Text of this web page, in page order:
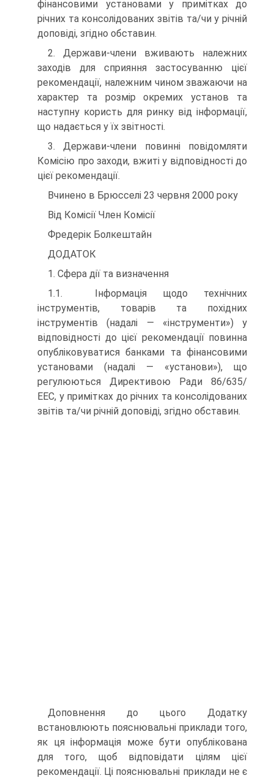
фінансовими установами у примітках до
річних та консолідованих звітів та/чи у річній
доповіді, згідно обставин.
2. Держави-члени вживають належних
заходів для сприяння застосуванню цієї
рекомендації, належним чином зважаючи на
характер та розмір окремих установ та
наступну користь для ринку від інформації,
що надається у їх звітності.
3. Держави-члени повинні повідомляти
Комісію про заходи, вжиті у відповідності до
цієї рекомендації.
Вчинено в Брюсселі 23 червня 2000 року
Від Комісії Член Комісії
Фредерік Болкештайн
ДОДАТОК
1. Сфера дії та визначення
1.1. Інформація щодо технічних
інструментів, товарів та похідних
інструментів (надалі — «інструменти») у
відповідності до цієї рекомендації повинна
опубліковуватися банками та фінансовими
установами (надалі — «установи»), що
регулюються Директивою Ради 86/635/
ЕЕС, у примітках до річних та консолідованих
звітів та/чи річній доповіді, згідно обставин.
Доповнення до цього Додатку
встановлюють пояснювальні приклади того,
як ця інформація може бути опублікована
для того, щоб відповідати цілям цієї
рекомендації. Ці пояснювальні приклади не є